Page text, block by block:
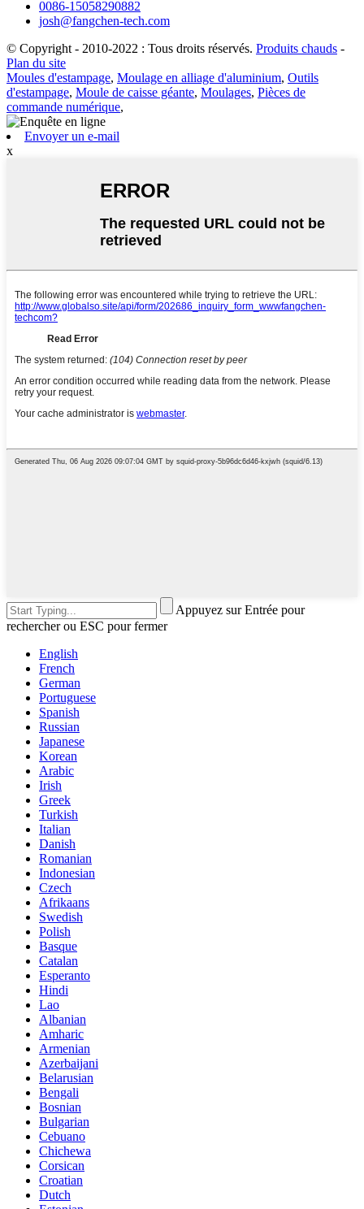
0086-15058290882
josh@fangchen-tech.com
© Copyright - 2010-2022 : Tous droits réservés. Produits chauds -
Plan du site
Moules d'estampage, Moulage en alliage d'aluminium, Outils
d'estampage, Moule de caisse géante, Moulages, Pièces de
commande numérique,
Envoyer un e-mail
x
Appuyez sur Entrée pour
rechercher ou ESC pour fermer
English
French
German
Portuguese
Spanish
Russian
Japanese
Korean
Arabic
Irish
Greek
Turkish
Italian
Danish
Romanian
Indonesian
Czech
Afrikaans
Swedish
Polish
Basque
Catalan
Esperanto
Hindi
Lao
Albanian
Amharic
Armenian
Azerbaijani
Belarusian
Bengali
Bosnian
Bulgarian
Cebuano
Chichewa
Corsican
Croatian
Dutch